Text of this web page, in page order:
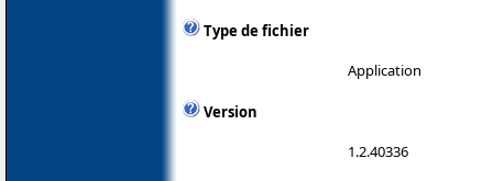
Type de fichier
Application
Version
1.2.40336